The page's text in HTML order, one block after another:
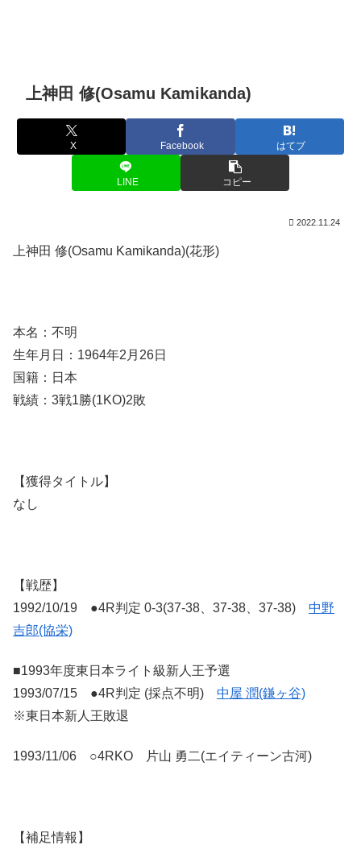
上神田 修(Osamu Kamikanda)
X Facebook はてブ
LINE コピー
2022.11.24
上神田 修(Osamu Kamikanda)(花形)
本名：不明
生年月日：1964年2月26日
国籍：日本
戦績：3戦1勝(1KO)2敗
【獲得タイトル】
なし
【戦歴】
1992/10/19 ●4R判定 0-3(37-38、37-38、37-38) 中野
吉郎(協栄)
■1993年度東日本ライト級新人王予選
1993/07/15 ●4R判定 (採点不明) 中屋 潤(鎌ヶ谷)
※東日本新人王敗退
1993/11/06 ○4RKO 片山 勇二(エイティーン古河)
【補足情報】